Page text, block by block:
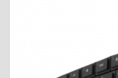
FUJITSU SIEMENS